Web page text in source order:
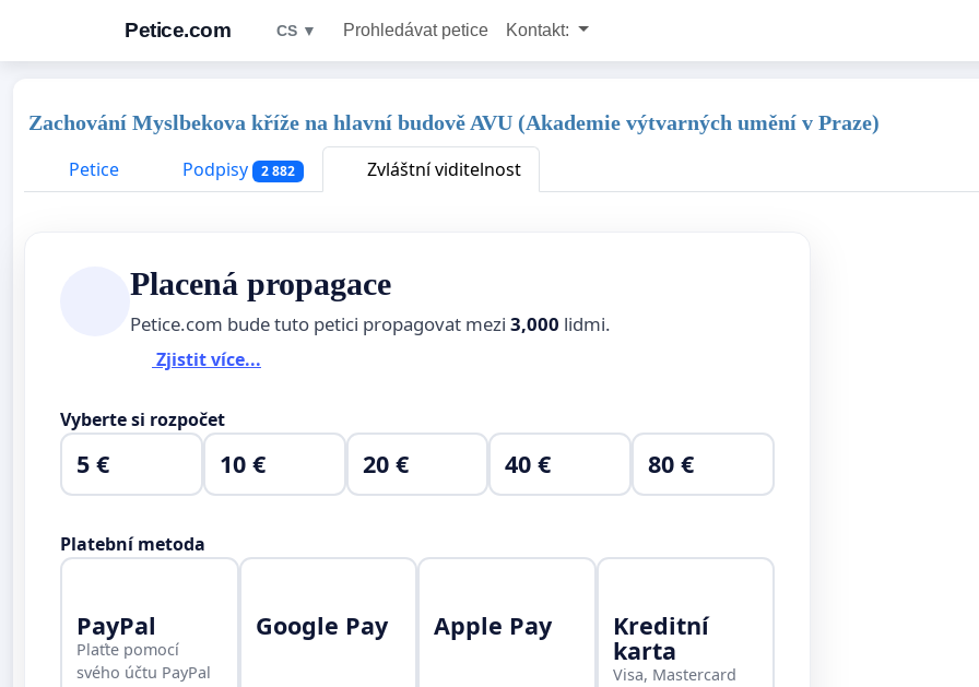
Petice.com CS ▼ Prohledávat petice Kontakt:
Zachování Myslbekova kříže na hlavní budově AVU (Akademie výtvarných umění v Praze)
Petice
Podpisy 2 882 Zvláštní viditelnost
Placená propagace
Petice.com bude tuto petici propagovat mezi 3,000 lidmi.
Zjistit více...
Vyberte si rozpočet
5 € 10 € 20 € 40 € 80 €
Platební metoda
PayPal
Plaťte pomocí
svého účtu PayPal
Google Pay Apple Pay Kreditní
karta
Visa, Mastercard